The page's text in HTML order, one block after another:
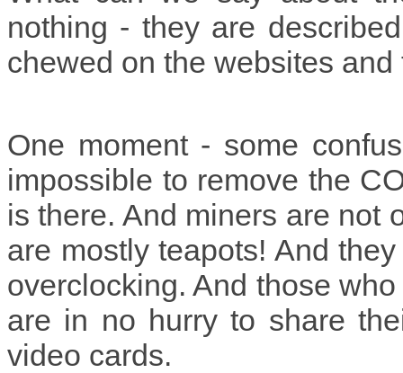
nothing - they are
chewed on the websites
One moment - some
impossible to remove the
is there. And miners are not
are mostly teapots! And
overclocking. And those
are in no hurry to share
video cards.